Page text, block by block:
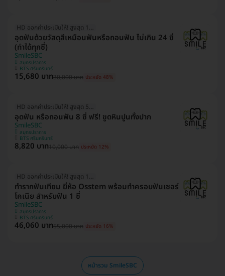
HD ออกค่าประเมินให้! สูงสุด 1500 บ.
อุดฟันด้วยวัสดุสีเหมือนฟันหรือถอนฟัน ไม่เกิน 24 ซี่
(ทำได้ทุกซี่)
SmileSBC
สมุทรปราการ
BTS ศรีนครินทร์
15,680 บาท30,000 บาท ประหยัด 48%
HD ออกค่าประเมินให้! สูงสุด 500 บ.
อุดฟัน หรือถอนฟัน 8 ซี่ ฟรี! ขูดหินปูนทั้งปาก
SmileSBC
สมุทรปราการ
BTS ศรีนครินทร์
8,820 บาท10,000 บาท ประหยัด 12%
HD ออกค่าประเมินให้! สูงสุด 1500 บ.
ทำรากฟันเทียม ยี่ห้อ Osstem พร้อมทำครอบฟันเซอร์
โคเนีย สำหรับฟัน 1 ซี่
SmileSBC
สมุทรปราการ
BTS ศรีนครินทร์
46,060 บาท55,000 บาท ประหยัด 16%
หน้ารวม SmileSBC